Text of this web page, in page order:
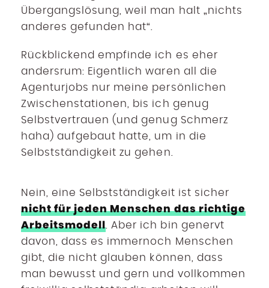
Übergangslösung, weil man halt „nichts
anderes gefunden hat“.
Rückblickend empfinde ich es eher
andersrum: Eigentlich waren all die
Agenturjobs nur meine persönlichen
Zwischenstationen, bis ich genug
Selbstvertrauen (und genug Schmerz
haha) aufgebaut hatte, um in die
Selbstständigkeit zu gehen.
Nein, eine Selbstständigkeit ist sicher
nicht für jeden Menschen das richtige
Arbeitsmodell . Aber ich bin genervt
davon, dass es immernoch Menschen
gibt, die nicht glauben können, dass
man bewusst und gern und vollkommen